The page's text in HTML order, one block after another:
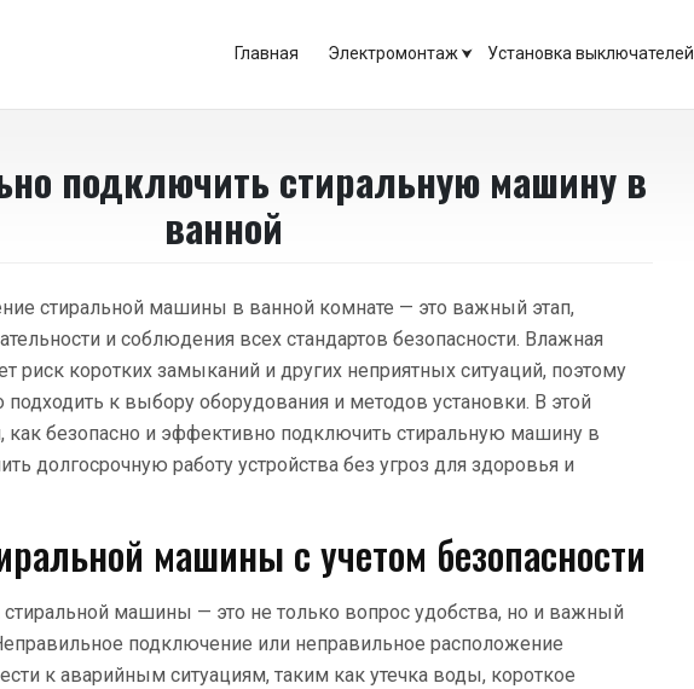
Главная Электромонтаж Установка выключателей
подключить стиральную машину в
ванной
стиральной машины в ванной комнате — это важный этап,
и соблюдения всех стандартов безопасности. Влажная
риск коротких замыканий и других неприятных ситуаций, поэтому
к выбору оборудования и методов установки. В этой
как безопасно и эффективно подключить стиральную машину в
долгосрочную работу устройства без угроз для здоровья и
машины с учетом безопасности
стиральной машины — это не только вопрос удобства, но и важный
подключение или неправильное расположение
к аварийным ситуациям, таким как утечка воды, короткое